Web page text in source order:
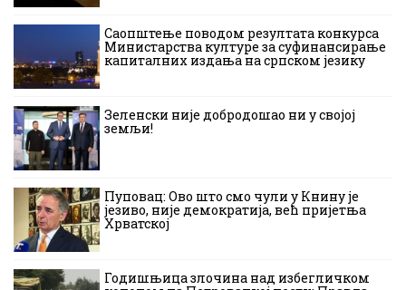
Саопштење поводом резултата конкурса
Министарства културе за суфинансирање
капиталних издања на српском језику
Зеленски није добродошао ни у својој
земљи!
Пуповац: Ово што смо чули у Книну је
језиво, није демократија, већ пријетња
Хрватској
Годишњица злочина над избегличком